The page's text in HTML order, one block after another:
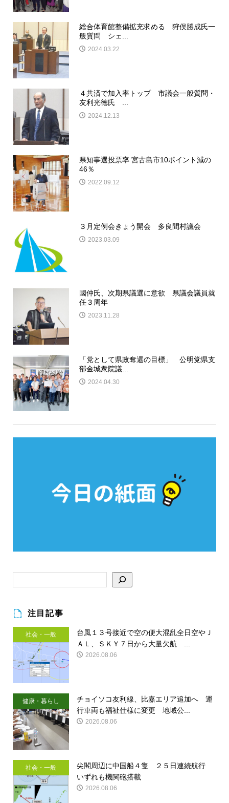
総合体育館整備拡充求める 狩俣勝成氏一
般質問 シェ...
2024.03.22
４共済で加入率トップ 市議会一般質問・
友利光徳氏 ...
2024.12.13
県知事選投票率 宮古島市10ポイント減の
46％
2022.09.12
３月定例会きょう開会 多良間村議会
2023.03.09
國仲氏、次期県議選に意欲 県議会議員就
任３周年
2023.11.28
「党として県政奪還の目標」 公明党県支
部金城衆院議...
2024.04.30
注目記事
社会・一般
台風１３号接近で空の便大混乱全日空やＪ
ＡＬ、ＳＫＹ７日から大量欠航 ...
2026.08.06
健康・暮らし
チョイソコ友利線、比嘉エリア追加へ 運
行車両も福祉仕様に変更 地域公...
2026.08.06
社会・一般
尖閣周辺に中国船４隻 ２５日連続航行
いずれも機関砲搭載
2026.08.06